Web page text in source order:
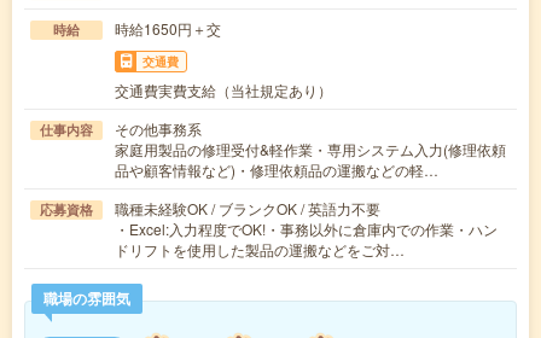
時給 時給1650円＋交
交通費
交通費実費支給（当社規定あり）
仕事内容
その他事務系
家庭用製品の修理受付&軽作業・専用システム入力(修理依頼
品や顧客情報など)・修理依頼品の運搬などの軽…
応募資格
職種未経験OK / ブランクOK / 英語力不要
・Excel:入力程度でOK!・事務以外に倉庫内での作業・ハン
ドリフトを使用した製品の運搬などをご対…
職場の雰囲気